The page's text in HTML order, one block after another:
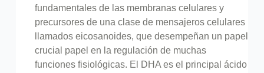
fundamentales de las membranas celulares y
precursores de una clase de mensajeros celulares
llamados eicosanoides, que desempeñan un papel
crucial papel en la regulación de muchas
funciones fisiológicas. El DHA es el principal ácido